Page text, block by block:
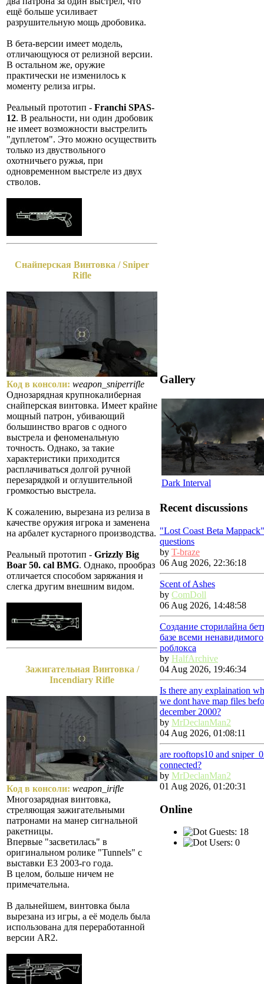
ещё больше усиливает
разрушительную мощь дробовика.
В бета-версии имеет модель,
отличающуюся от релизной версии.
В остальном же, оружие
практически не изменилось к
моменту релиза игры.
Реальный прототип - Franchi SPAS-
12. В реальности, ни один дробовик
не имеет возможности выстрелить
"дуплетом". Это можно осуществить
только из двуствольного
охотничьего ружья, при
одновременном выстреле из двух
стволов.
Снайперская Винтовка / Sniper
Rifle
Код в консоли: weapon_sniperrifle
Однозарядная крупнокалиберная
снайперская винтовка. Имеет крайне
мощный патрон, убивающий
большинство врагов с одного
выстрела и феноменальную
точность. Однако, за такие
характеристики приходится
расплачиваться долгой ручной
перезарядкой и оглушительной
громкостью выстрела.
К сожалению, вырезана из релиза в
качестве оружия игрока и заменена
на арбалет кустарного производства.
Реальный прототип - Grizzly Big
Boar 50. cal BMG. Однако, прообраз
отличается способом заряжания и
слегка другим внешним видом.
Зажигательная Винтовка /
Incendiary Rifle
Код в консоли: weapon_irifle
Многозарядная винтовка,
стреляющая зажигательными
патронами на манер сигнальной
ракетницы.
Впервые "засветилась" в
оригинальном ролике "Tunnels" с
выставки Е3 2003-го года.
В целом, больше ничем не
примечательна.
В дальнейшем, винтовка была
вырезана из игры, а её модель была
использована для переработанной
версии AR2.
Gallery
Dark Interval
Recent discussions
"Lost Coast Beta
questions
by T-braze
06 Aug 2026, 22:36:18
Scent of Ashes
by ComDoll
06 Aug 2026, 14:48:58
Создание сторилайна
базе всеми ненавидимого
роблокса
by HalfArchive
04 Aug 2026, 19:46:34
Is there any explaination
we dont have map files
december 2000?
by MrDeclanMan2
04 Aug 2026, 01:08:11
are rooftops10 and
connected?
by MrDeclanMan2
01 Aug 2026, 01:20:31
Online
Guests: 18
Users: 0